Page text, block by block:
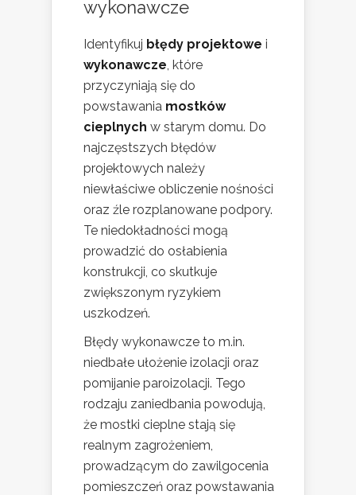
wykonawcze
Identyfikuj błędy projektowe i
wykonawcze , które
przyczyniają się do
powstawania mostków
cieplnych w starym domu. Do
najczęstszych błędów
projektowych należy
niewłaściwe obliczenie nośności
oraz źle rozplanowane podpory.
Te niedokładności mogą
prowadzić do osłabienia
konstrukcji, co skutkuje
zwiększonym ryzykiem
uszkodzeń.
Błędy wykonawcze to m.in.
niedbałe ułożenie izolacji oraz
pomijanie paroizolacji. Tego
rodzaju zaniedbania powodują,
że mostki cieplne stają się
realnym zagrożeniem,
prowadzącym do zawilgocenia
pomieszczeń oraz powstawania